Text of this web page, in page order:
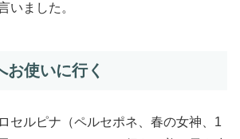
いました。
お使いに行く
セルピナ（ペルセポネ、春の女神、1